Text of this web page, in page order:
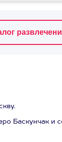
Баскунчак и